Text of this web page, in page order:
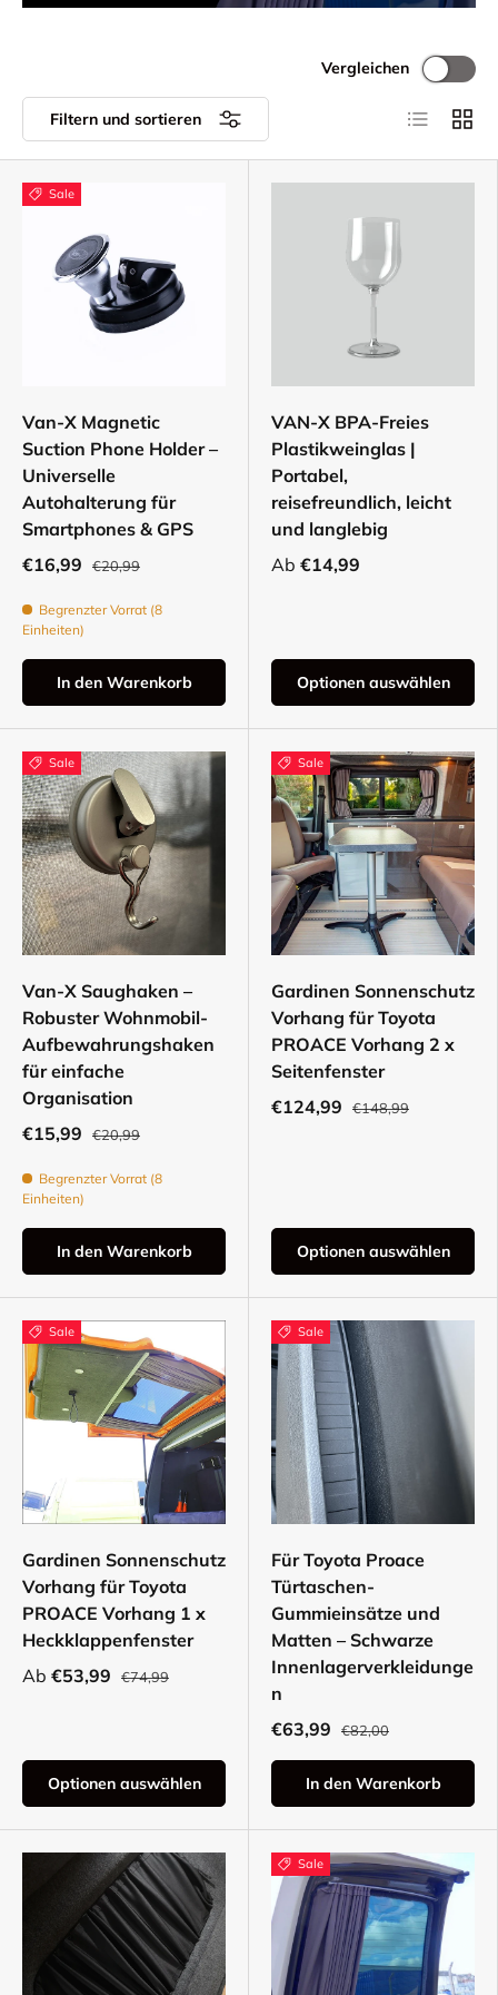
Filtern und sortieren
Vergleichen
Sale
Van-X Magnetic
Suction Phone Holder –
Universelle
Autohalterung für
Smartphones & GPS
€16,99
€20,99
Begrenzter Vorrat (8
Einheiten)
In den Warenkorb
VAN-X BPA-Freies
Plastikweinglas |
Portabel,
reisefreundlich, leicht
und langlebig
Ab €14,99
Optionen auswählen
Sale
Van-X Saughaken –
Robuster Wohnmobil-
Aufbewahrungshaken
für einfache
Organisation
€15,99
€20,99
Begrenzter Vorrat (8
Einheiten)
In den Warenkorb
Sale
Gardinen Sonnenschutz
Vorhang für Toyota
PROACE Vorhang 2 x
Seitenfenster
€124,99
€148,99
Optionen auswählen
Sale
Gardinen Sonnenschutz
Vorhang für Toyota
PROACE Vorhang 1 x
Heckklappenfenster
Ab €53,99 €74,99
Optionen auswählen
Sale
Für Toyota Proace
Türtaschen-
Gummieinsätze und
Matten – Schwarze
Innenlagerverkleidunge
n
€63,99
€82,00
In den Warenkorb
Sale